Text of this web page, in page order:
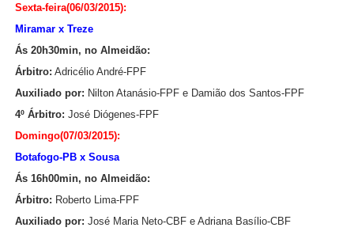
Sexta-feira(06/03/2015):
Miramar x Treze
Ás 20h30min, no Almeidão:
Árbitro: Adricélio André-FPF
Auxiliado por: Nilton Atanásio-FPF e Damião dos Santos-FPF
4º Árbitro: José Diógenes-FPF
Domingo(07/03/2015):
Botafogo-PB x Sousa
Ás 16h00min, no Almeidão:
Árbitro: Roberto Lima-FPF
Auxiliado por: José Maria Neto-CBF e Adriana Basílio-CBF